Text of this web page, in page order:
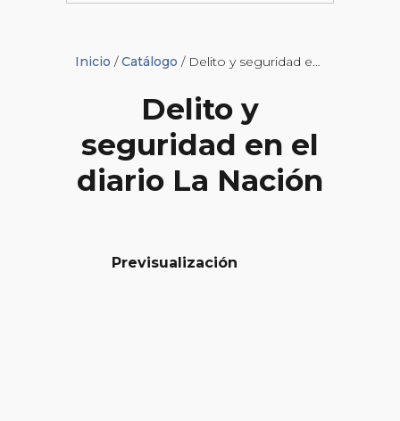
Inicio /Catálogo / Delito y seguridad en el diario La Nación
Delito y
seguridad en el
diario La Nación
Previsualización